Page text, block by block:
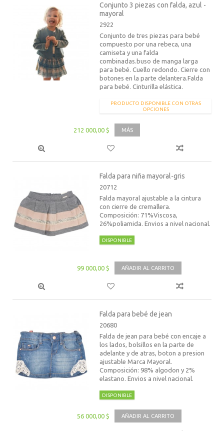
Conjunto 3 piezas con falda, azul -
mayoral
2922
Conjunto de tres piezas para bebé
compuesto por una rebeca, una
camiseta y una falda
combinadas.buso de manga larga
para bebé. Cuello redondo. Cierre con
botones en la parte delantera.Falda
para bebé. Cinturilla elástica.
PRODUCTO DISPONIBLE CON OTRAS
OPCIONES
212 000,00 $ MÁS
Falda para niña mayoral-gris
20712
Falda mayoral ajustable a la cintura
con cierre de cremallera.
Composición: 71%Viscosa,
26%poliamida. Envios a nivel nacional.
DISPONIBLE
99 000,00 $ AÑADIR AL CARRITO
Falda para bebé de jean
20680
Falda de jean para bebé con encaje a
los lados, bolsillos en la parte de
adelante y de atras, boton a presion
ajustable Marca Mayoral.
Composición: 98% algodon y 2%
elastano. Envios a nivel nacional.
DISPONIBLE
56 000,00 $ AÑADIR AL CARRITO